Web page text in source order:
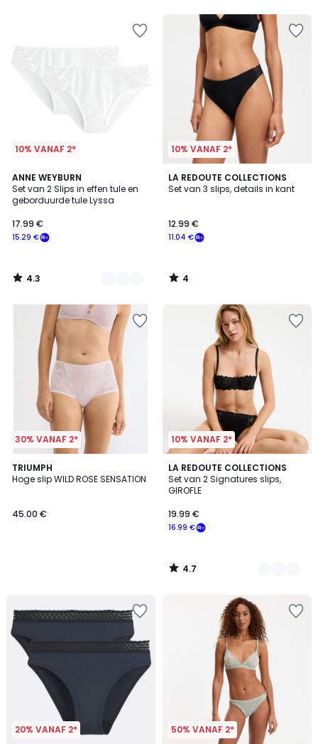
10% VANAF 2*
ANNE WEYBURN
Set van 2 Slips in effen tule en
geborduurde tule Lyssa
15.29 €
17.99 €
4.3
/ 5
5
Kleuren
4.3
/
10% VANAF 2*
LA REDOUTE COLLECTIONS
Set van 3 slips, details in kant
11.04 €
12.99 €
4
/
4
/
30% VANAF 2*
TRIUMPH
Hoge slip WILD ROSE SENSATION
45.00 €
10% VANAF 2*
LA REDOUTE COLLECTIONS
Set van 2 Signatures slips,
GIROFLE
16.99 €
19.99 €
4.7
/ 5
3
Kleuren
4.7
/
20% VANAF 2* 50% VANAF 2*